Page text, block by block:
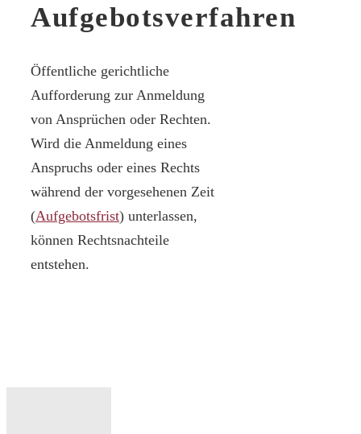
Aufgebotsverfahren
Öffentliche gerichtliche
Aufforderung zur Anmeldung
von Ansprüchen oder Rechten.
Wird die Anmeldung eines
Anspruchs oder eines Rechts
während der vorgesehenen Zeit
(Aufgebotsfrist) unterlassen,
können Rechtsnachteile
entstehen.